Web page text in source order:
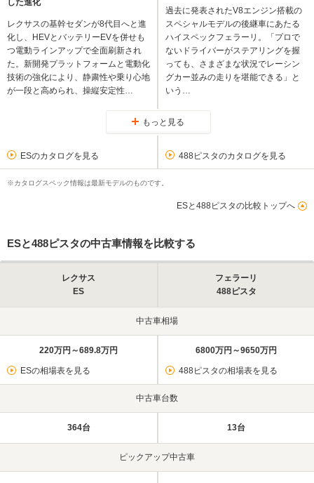
した進化
レクサスの基幹セダンが8代目へと進
化し、HEVとバッテリーEVを併せも
つ電動ラインアップで全面刷新され
た。新開発プラットフォームと電動化
技術の強化により、静粛性や乗り心地
が一段と高められ、操縦安定性…
過去に発表されたV8エンジン搭載の
スペシャルモデルの後継車にあたる
ハイスペックフェラーリ。「プロで
ないドライバーがステアリングを握
っても、さまざまな状況でレーシン
グカー並みの走りを堪能できる」と
いう…
もっと見る
ESのカタログを見る 488ピスタのカタログを見る
※カタログスペック情報は最新モデルのものです。
ESと488ピスタの比較トップへ
ESと488ピスタの中古車情報を比較する
レクサス
ES
フェラーリ
488ピスタ
中古車相場
220万円～689.8万円
ESの相場表を見る
6800万円～9650万円
488ピスタの相場表を見る
中古車台数
364台 13台
ピックアップ中古車